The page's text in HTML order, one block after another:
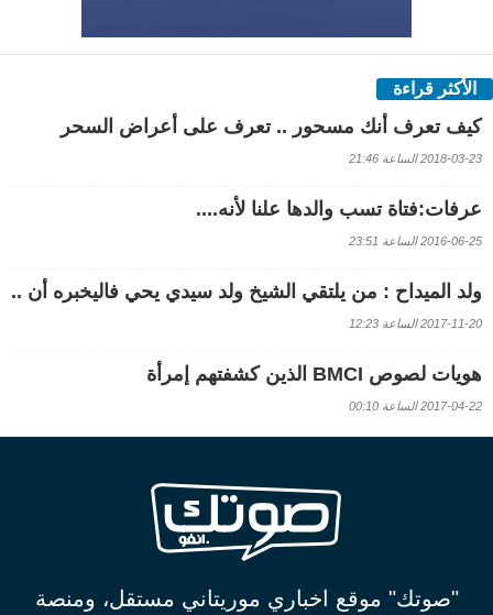
الأكثر قراءة
كيف تعرف أنك مسحور .. تعرف على أعراض السحر
2018-03-23 الساعة 21:46
عرفات:فتاة تسب والدها علنا لأنه....
2016-06-25 الساعة 23:51
ولد الميداح : من يلتقي الشيخ ولد سيدي يحي فاليخبره أن ..
2017-11-20 الساعة 12:23
هويات لصوص BMCI الذين كشفتهم إمرأة
2017-04-22 الساعة 00:10
"صوتك" موقع اخباري موريتاني مستقل، ومنصة